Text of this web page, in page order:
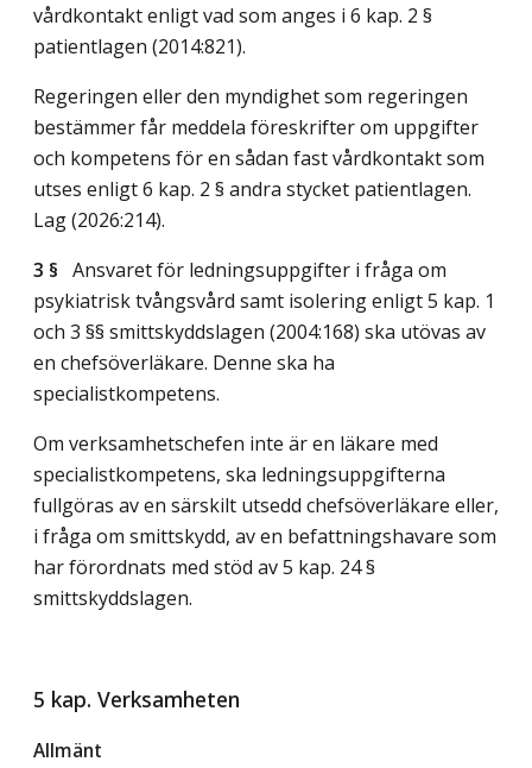
vårdkontakt enligt vad som anges i 6 kap. 2 §
patientlagen (2014:821).
Regeringen eller den myndighet som regeringen
bestämmer får meddela föreskrifter om uppgifter
och kompetens för en sådan fast vårdkontakt som
utses enligt 6 kap. 2 § andra stycket patientlagen.
Lag (2026:214).
3 § Ansvaret för ledningsuppgifter i fråga om
psykiatrisk tvångsvård samt isolering enligt 5 kap. 1
och 3 §§ smittskyddslagen (2004:168) ska utövas av
en chefsöverläkare. Denne ska ha
specialistkompetens.
Om verksamhetschefen inte är en läkare med
specialistkompetens, ska ledningsuppgifterna
fullgöras av en särskilt utsedd chefsöverläkare eller,
i fråga om smittskydd, av en befattningshavare som
har förordnats med stöd av 5 kap. 24 §
smittskyddslagen.
5 kap. Verksamheten
Allmänt